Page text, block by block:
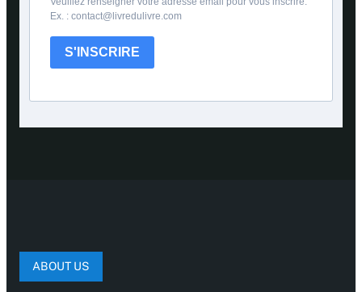
Ex. : contact@livredulivre.com
S'INSCRIRE
ABOUT US